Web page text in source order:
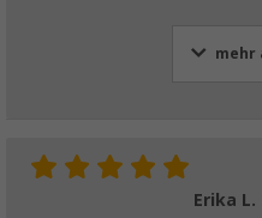
mehr
Erika L.